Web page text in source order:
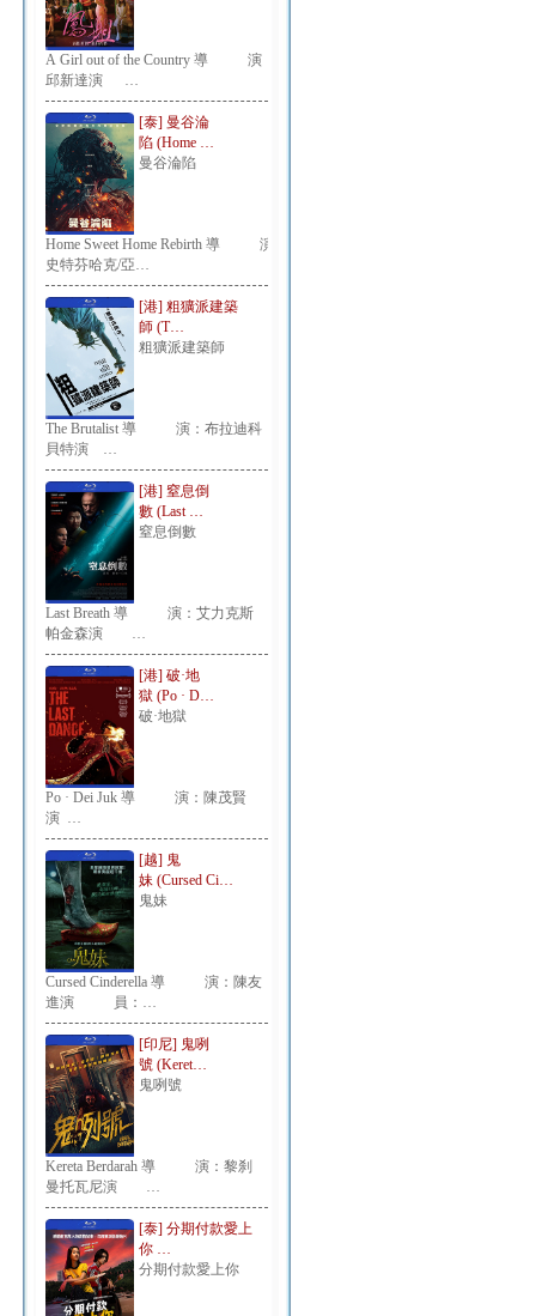
A Girl out of the Country 導 演：
邱新達演 …
[泰] 曼谷淪
陷 (Home …
曼谷淪陷
Home Sweet Home Rebirth 導 演：
史特芬哈克/亞…
[港] 粗獷派建築
師 (T…
粗獷派建築師
The Brutalist 導 演：布拉迪科
貝特演 …
[港] 窒息倒
數 (Last …
窒息倒數
Last Breath 導 演：艾力克斯
帕金森演 …
[港] 破·地
獄 (Po · D…
破·地獄
Po · Dei Juk 導 演：陳茂賢
演 …
[越] 鬼
妹 (Cursed Ci…
鬼妹
Cursed Cinderella 導 演：陳友
進演 員：…
[印尼] 鬼咧
號 (Keret…
鬼咧號
Kereta Berdarah 導 演：黎刹
曼托瓦尼演 …
[泰] 分期付款愛上
你 …
分期付款愛上你